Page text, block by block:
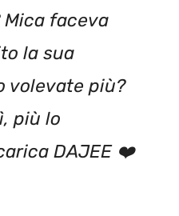
faceva
la sua
volevate più?
più lo
DAJEE ❤️